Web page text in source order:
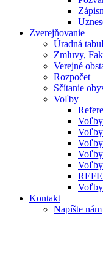
Zverejňovanie
Úradná
Zmluvy,
Verejné
Rozpočet
Sčítanie
Voľby
Voľby
Voľby
Voľby
Voľby
Voľby
Kontakt
Napíšte nám